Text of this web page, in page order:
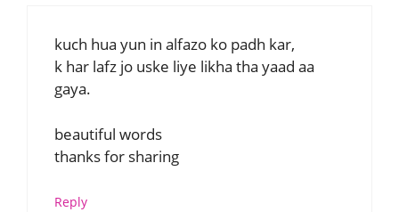
kuch hua yun in alfazo ko padh kar,
k har lafz jo uske liye likha tha yaad aa
gaya.
beautiful words
thanks for sharing
Reply